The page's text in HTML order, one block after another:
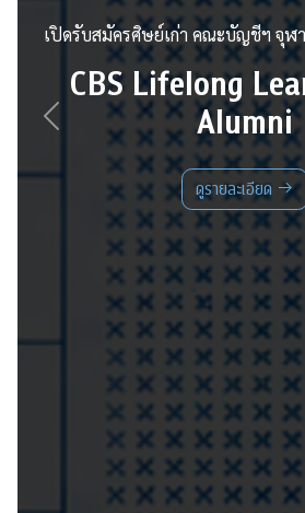
ย์เก่า คณะบัญชีฯ จุฬาฯ เข้าอบรมโครงการ
Learning for
Alumni
ดูรายละเอียด
Previous